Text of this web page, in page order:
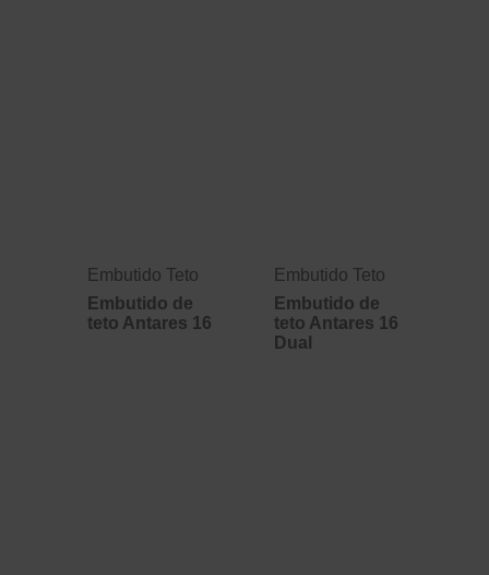
Embutido Teto
Embutido de
teto Antares 16
Embutido Teto
Embutido de
teto Antares 16
Dual